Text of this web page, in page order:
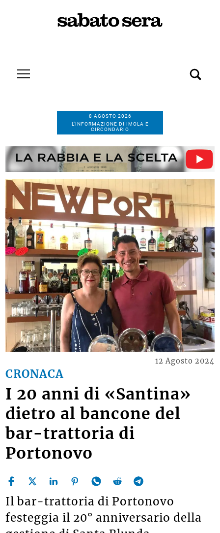
8 AGOSTO 2026
L’INFORMAZIONE DI IMOLA E
CIRCONDARIO
CRONACA
12 Agosto 2024
I 20 anni di «Santina»
dietro al bancone del
bar-trattoria di
Portonovo
Il bar-trattoria di Portonovo
festeggia il 20° anniversario della